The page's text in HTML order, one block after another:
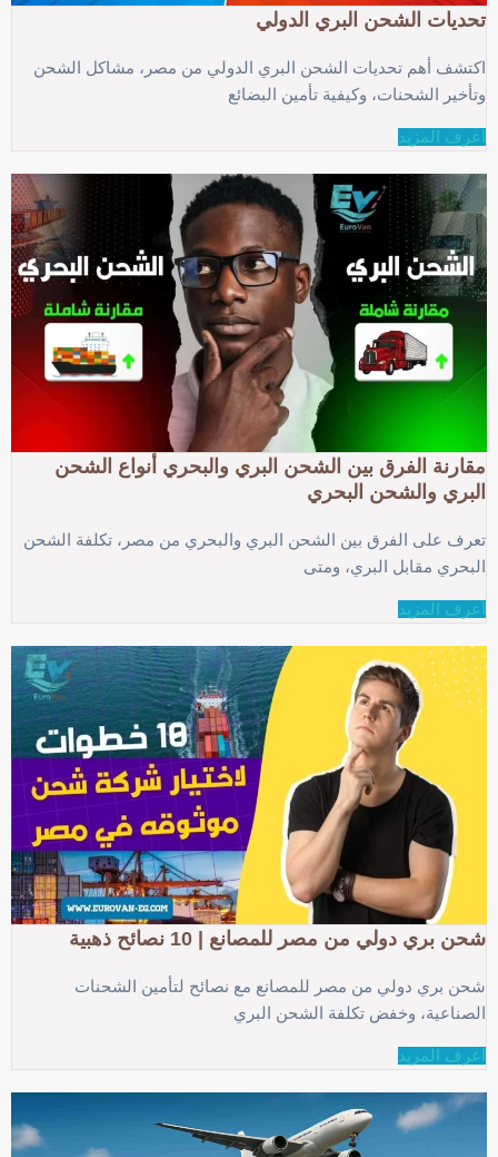
تحديات الشحن البري الدولي
اكتشف أهم تحديات الشحن البري الدولي من مصر، مشاكل الشحن
وتأخير الشحنات، وكيفية تأمين البضائع
اعرف المزيد
مقارنة الفرق بين الشحن البري والبحري أنواع الشحن
البري والشحن البحري
تعرف على الفرق بين الشحن البري والبحري من مصر، تكلفة الشحن
البحري مقابل البري، ومتى
اعرف المزيد
شحن بري دولي من مصر للمصانع | 10 نصائح ذهبية
شحن بري دولي من مصر للمصانع مع نصائح لتأمين الشحنات
الصناعية، وخفض تكلفة الشحن البري
اعرف المزيد